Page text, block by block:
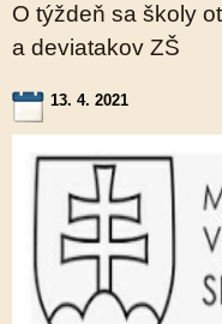
O týždeň sa školy
a deviatakov ZŠ
13. 4. 2021